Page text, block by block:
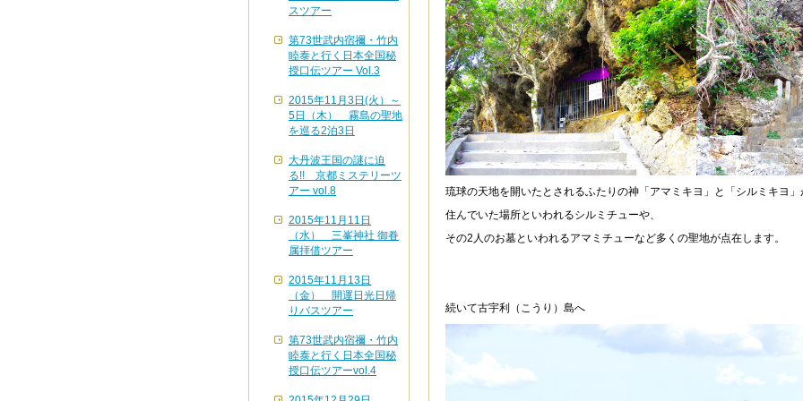
琉球の天地を開いたとされるふたりの神「アマミキヨ」と「シルミキヨ」
住んでいた場所といわれるシルミチューや、
その2人のお墓といわれるアマミチューなど多くの聖地が点在します。
続いて古宇利（こうり）島へ
スツアー
第73世武内宿禰・竹内
睦泰と行く日本全国秘
授口伝ツアー Vol.3
2015年11月3日(火）～
5日（木） 霧島の聖地
を巡る2泊3日
大丹波王国の謎に迫
る!! 京都ミステリーツ
アー vol.8
2015年11月11日
（水） 三峯神社 御眷
属拝借ツアー
2015年11月13日
（金） 開運日光日帰
りバスツアー
第73世武内宿禰・竹内
睦泰と行く日本全国秘
授口伝ツアーvol.4